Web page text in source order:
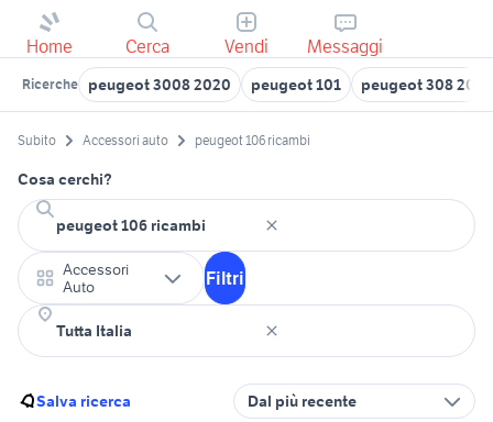
Home Cerca Vendi Messaggi
Ricerche peugeot 3008 2020 peugeot 101 peugeot 308 2012
Subito Accessori auto peugeot 106 ricambi
Cosa cerchi?
Accessori
Auto
Filtri
Salva ricerca Dal più recente